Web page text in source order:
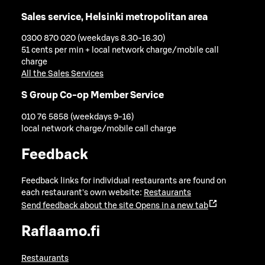
Sales service, Helsinki metropolitan area
0300 870 020 (weekdays 8.30-16.30)
51 cents per min + local network charge/mobile call
charge
All the Sales Services
S Group Co-op Member Service
010 76 5858 (weekdays 9-16)
local network charge/mobile call charge
Feedback
Feedback links for individual restaurants are found on
each restaurant's own website: Restaurants
Send feedback about the site Opens in a new tab
Raflaamo.fi
Restaurants